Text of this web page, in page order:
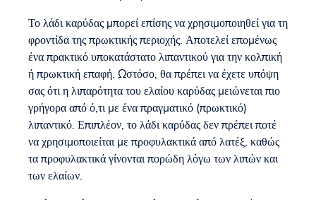
Το λάδι καρύδας μπορεί επίσης να χρησιμοποιηθεί για τη
φροντίδα της πρωκτικής περιοχής. Αποτελεί επομένως
ένα πρακτικό υποκατάστατο λιπαντικού για την κολπική
ή πρωκτική επαφή. Ωστόσο, θα πρέπει να έχετε υπόψη
σας ότι η λιπαρότητα του ελαίου καρύδας μειώνεται πιο
γρήγορα από ό,τι με ένα πραγματικό (πρωκτικό)
λιπαντικό. Επιπλέον, το λάδι καρύδας δεν πρέπει ποτέ
να χρησιμοποιείται με προφυλακτικά από λατέξ, καθώς
τα προφυλακτικά γίνονται πορώδη λόγω των λιπών και
των ελαίων.